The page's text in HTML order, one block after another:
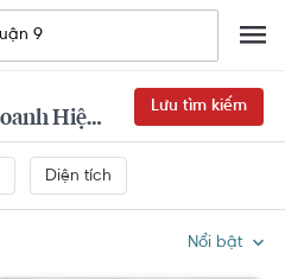
Cho thuê tòa nhà kinh doanh Hiệp Phú, Quận 9
Lưu tìm kiếm
Diện tích
Nổi bật